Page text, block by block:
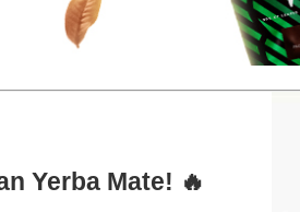
Yerba Mate! 🔥